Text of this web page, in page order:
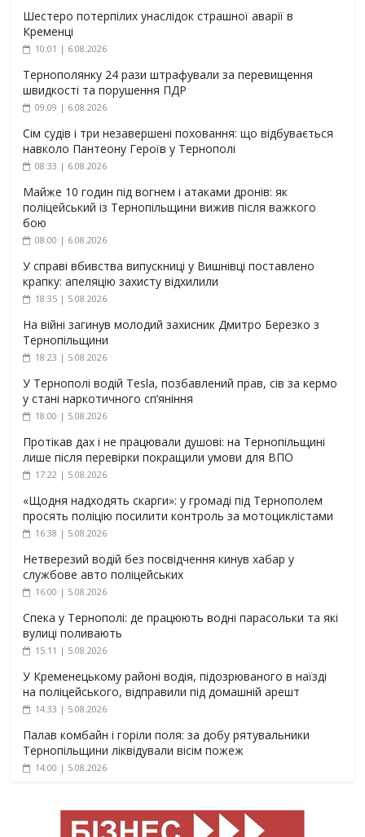
Шестеро потерпілих унаслідок страшної аварії в
Кременці
10:01 | 6.08.2026
Тернополянку 24 рази штрафували за перевищення
швидкості та порушення ПДР
09:09 | 6.08.2026
Сім судів і три незавершені поховання: що відбувається
навколо Пантеону Героїв у Тернополі
08:33 | 6.08.2026
Майже 10 годин під вогнем і атаками дронів: як
поліцейський із Тернопільщини вижив після важкого
бою
08:00 | 6.08.2026
У справі вбивства випускниці у Вишнівці поставлено
крапку: апеляцію захисту відхилили
18:35 | 5.08.2026
На війні загинув молодий захисник Дмитро Березко з
Тернопільщини
18:23 | 5.08.2026
У Тернополі водій Tesla, позбавлений прав, сів за кермо
у стані наркотичного сп’яніння
18:00 | 5.08.2026
Протікав дах і не працювали душові: на Тернопільщині
лише після перевірки покращили умови для ВПО
17:22 | 5.08.2026
«Щодня надходять скарги»: у громаді під Тернополем
просять поліцію посилити контроль за мотоциклістами
16:38 | 5.08.2026
Нетверезий водій без посвідчення кинув хабар у
службове авто поліцейських
16:00 | 5.08.2026
Спека у Тернополі: де працюють водні парасольки та які
вулиці поливають
15:11 | 5.08.2026
У Кременецькому районі водія, підозрюваного в наїзді
на поліцейського, відправили під домашній арешт
14:33 | 5.08.2026
Палав комбайн і горіли поля: за добу рятувальники
Тернопільщини ліквідували вісім пожеж
14:00 | 5.08.2026